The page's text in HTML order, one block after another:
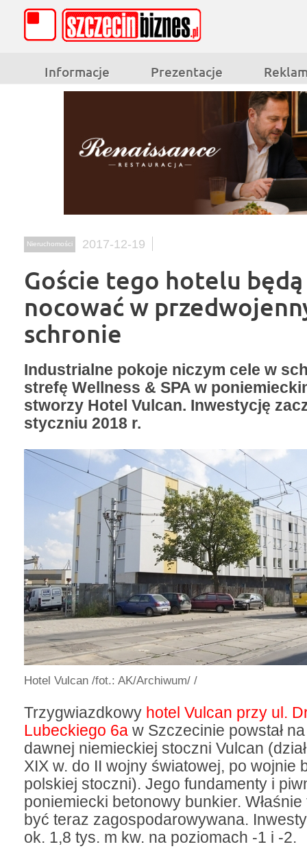
Informacje Prezentacje
Nieruchomości 2017-12-19
Goście tego hotelu
nocować w
schronie
Industrialne pokoje niczym cele w
strefę Wellness & SPA w
stworzy Hotel Vulcan. Inwestycję
styczniu 2018 r.
Hotel Vulcan /fot.: AK/Archiwum/ /
Trzygwiazdkowy hotel Vulcan przy ul.
Lubeckiego 6a w Szczecinie powstał
dawnej niemieckiej stoczni Vulcan
XIX w. do II wojny światowej, po wojnie
polskiej stoczni). Jego fundamenty i
poniemiecki betonowy bunkier.
być teraz zagospodarowywana.
ok. 1,8 tys. m kw. na poziomach -1 i -2.